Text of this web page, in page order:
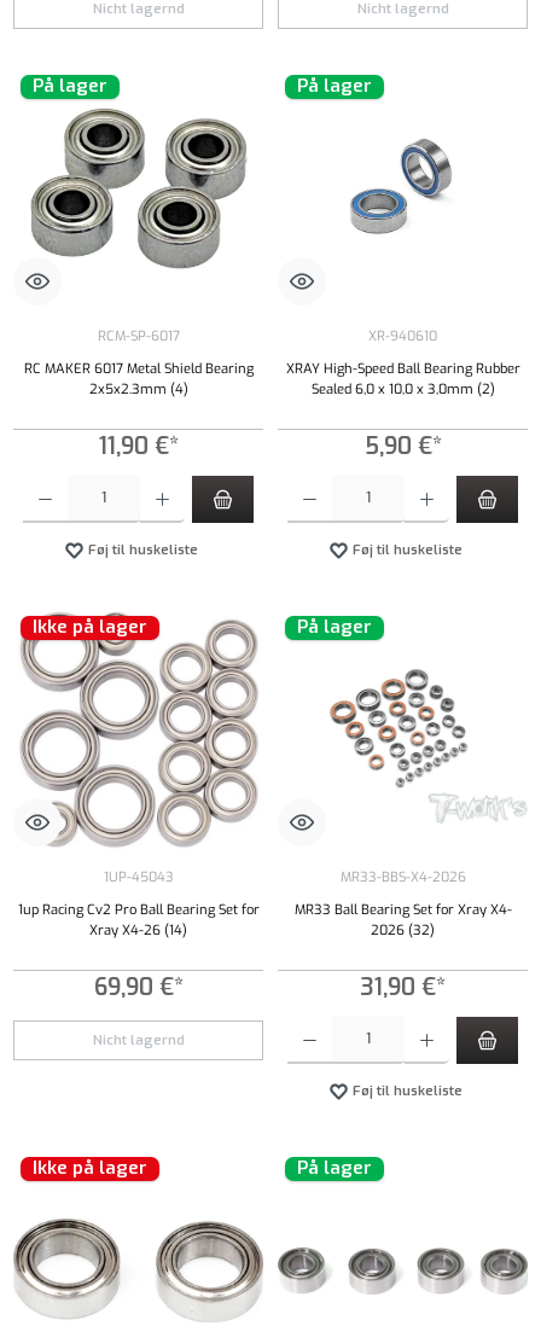
Nicht lagernd Nicht lagernd
På lager
RCM-SP-6017
RC MAKER 6017 Metal Shield Bearing
2x5x2.3mm (4)
11,90 €*
Føj til huskeliste
På lager
XR-940610
XRAY High-Speed Ball Bearing Rubber
Sealed 6,0 x 10,0 x 3,0mm (2)
5,90 €*
Føj til huskeliste
Ikke på lager
1UP-45043
1up Racing Cv2 Pro Ball Bearing Set for
Xray X4-26 (14)
69,90 €*
Nicht lagernd
På lager
MR33-BBS-X4-2026
MR33 Ball Bearing Set for Xray X4-
2026 (32)
31,90 €*
Føj til huskeliste
Ikke på lager På lager